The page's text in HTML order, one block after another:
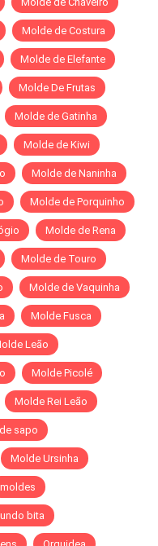
Molde de Costura
Molde de Elefante
Molde De Frutas
Molde de Gatinha
Molde de Kiwi
Molde de Naninha
Molde de Porquinho
Molde de Rena
Molde de Touro
Molde de Vaquinha
Molde Fusca
Leão
Molde Picolé
Molde Rei Leão
sapo
Molde Ursinha
moldes
bita